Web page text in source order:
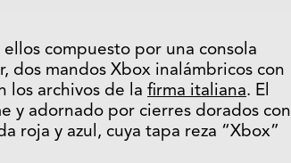
ellos compuesto por una consola
dos mandos Xbox inalámbricos con
los archivos de la firma italiana. El
y adornado por cierres dorados con
roja y azul, cuya tapa reza “Xbox”